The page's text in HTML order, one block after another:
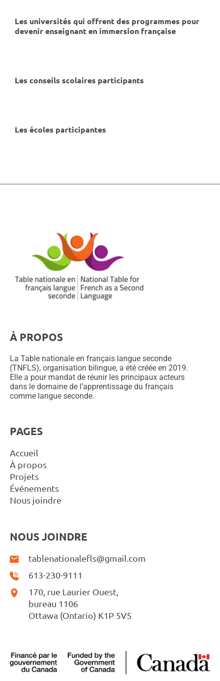
Les universités qui offrent des programmes pour
devenir enseignant en immersion française
Les conseils scolaires participants
Les écoles participantes
À PROPOS
La Table nationale en français langue seconde
(TNFLS), organisation bilingue, a été créée en 2019.
Elle a pour mandat de réunir les principaux acteurs
dans le domaine de l’apprentissage du français
comme langue seconde.
PAGES
Accueil
À propos
Projets
Événements
Nous joindre
NOUS JOINDRE
tablenationalefls@gmail.com
613-230-9111
170, rue Laurier Ouest,
bureau 1106
Ottawa (Ontario) K1P 5V5